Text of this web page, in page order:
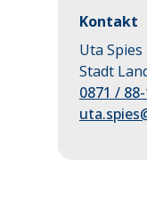
Kontakt
Uta Spies
Stadt
0871 /